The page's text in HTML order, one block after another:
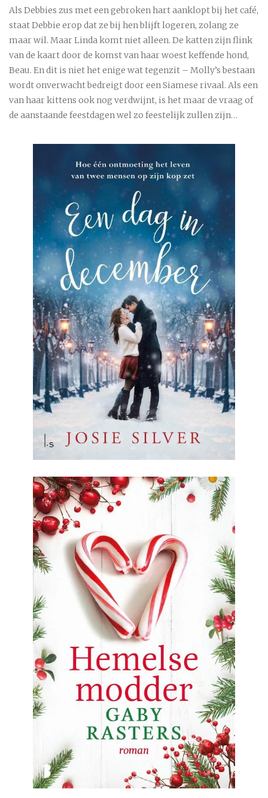
Als Debbies zus met een gebroken hart aanklopt bij het café,
staat Debbie erop dat ze bij hen blijft logeren, zolang ze
maar wil. Maar Linda komt niet alleen. De katten zijn flink
van de kaart door de komst van haar woest keffende hond,
Beau. En dit is niet het enige wat tegenzit – Molly’s bestaan
wordt onverwacht bedreigt door een Siamese rivaal. Als een
van haar kittens ook nog verdwijnt, is het maar de vraag of
de aanstaande feestdagen wel zo feestelijk zullen zijn…